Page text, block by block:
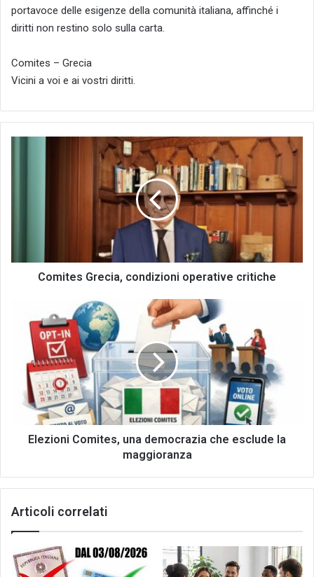
portavoce delle esigenze della comunità italiana, affinché i
diritti non restino solo sulla carta.
Comites – Grecia
Vicini a voi e ai vostri diritti.
Comites Grecia, condizioni operative critiche
Comites,
democrazia
esclude
maggioranza
Elezioni Comites, una democrazia che esclude la
maggioranza
Articoli correlati